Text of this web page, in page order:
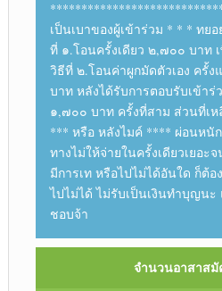
เป็นเบาของผู้เข้าร่วม * * * ทย
ที่ ๑.โอนครั้งเดียว ๒,๗๐๐ บาท
วิธีที่ ๒.โอนค่าผูกมัดตัวเอง ครั้
บาท หลังได้รับการตอบรับเข้า
๑,๗๐๐ บาท ครั้งที่สาม ส่วนที่เห
*** หรือ หลังไมค์ **** ผ่อนหนัก
ทางไม่ให้จ่ายในครั้งเดียวเยอะ
มีการเท หรือไปไม่ได้อันใด ก็ต้
ไปไม่ได้ ไม่รับเป็นเงินทำบุญน
ชอบจ้า
จำนวนอาสาส